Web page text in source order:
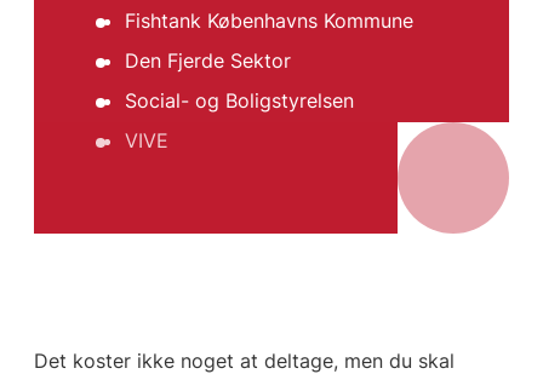
Fishtank Københavns Kommune
Den Fjerde Sektor
Social- og Boligstyrelsen
VIVE
Det koster ikke noget at deltage, men du skal